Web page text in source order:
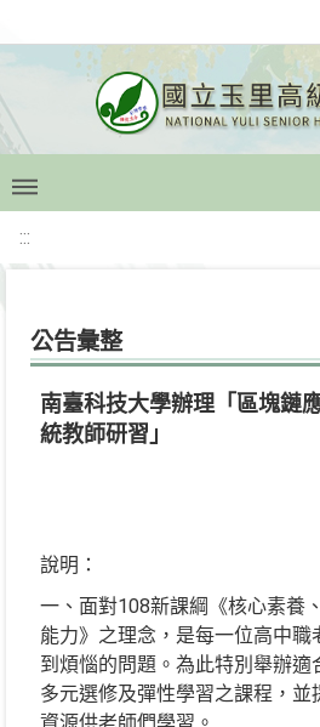
:::
公告彙整
南臺科技大學辦理「區塊鏈
統教師研習」
說明：
一、面對108新課綱《核心素養
能力》之理念，是每一位高中職
到煩惱的問題。為此特別舉辦適
多元選修及彈性學習之課程，並